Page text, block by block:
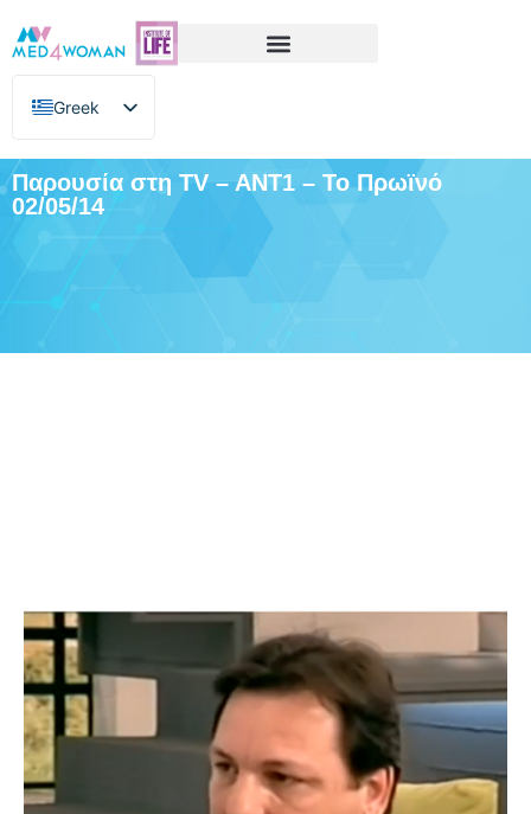
Greek
English
Παρουσία στη TV – ANT1 – Το Πρωϊνό
02/05/14